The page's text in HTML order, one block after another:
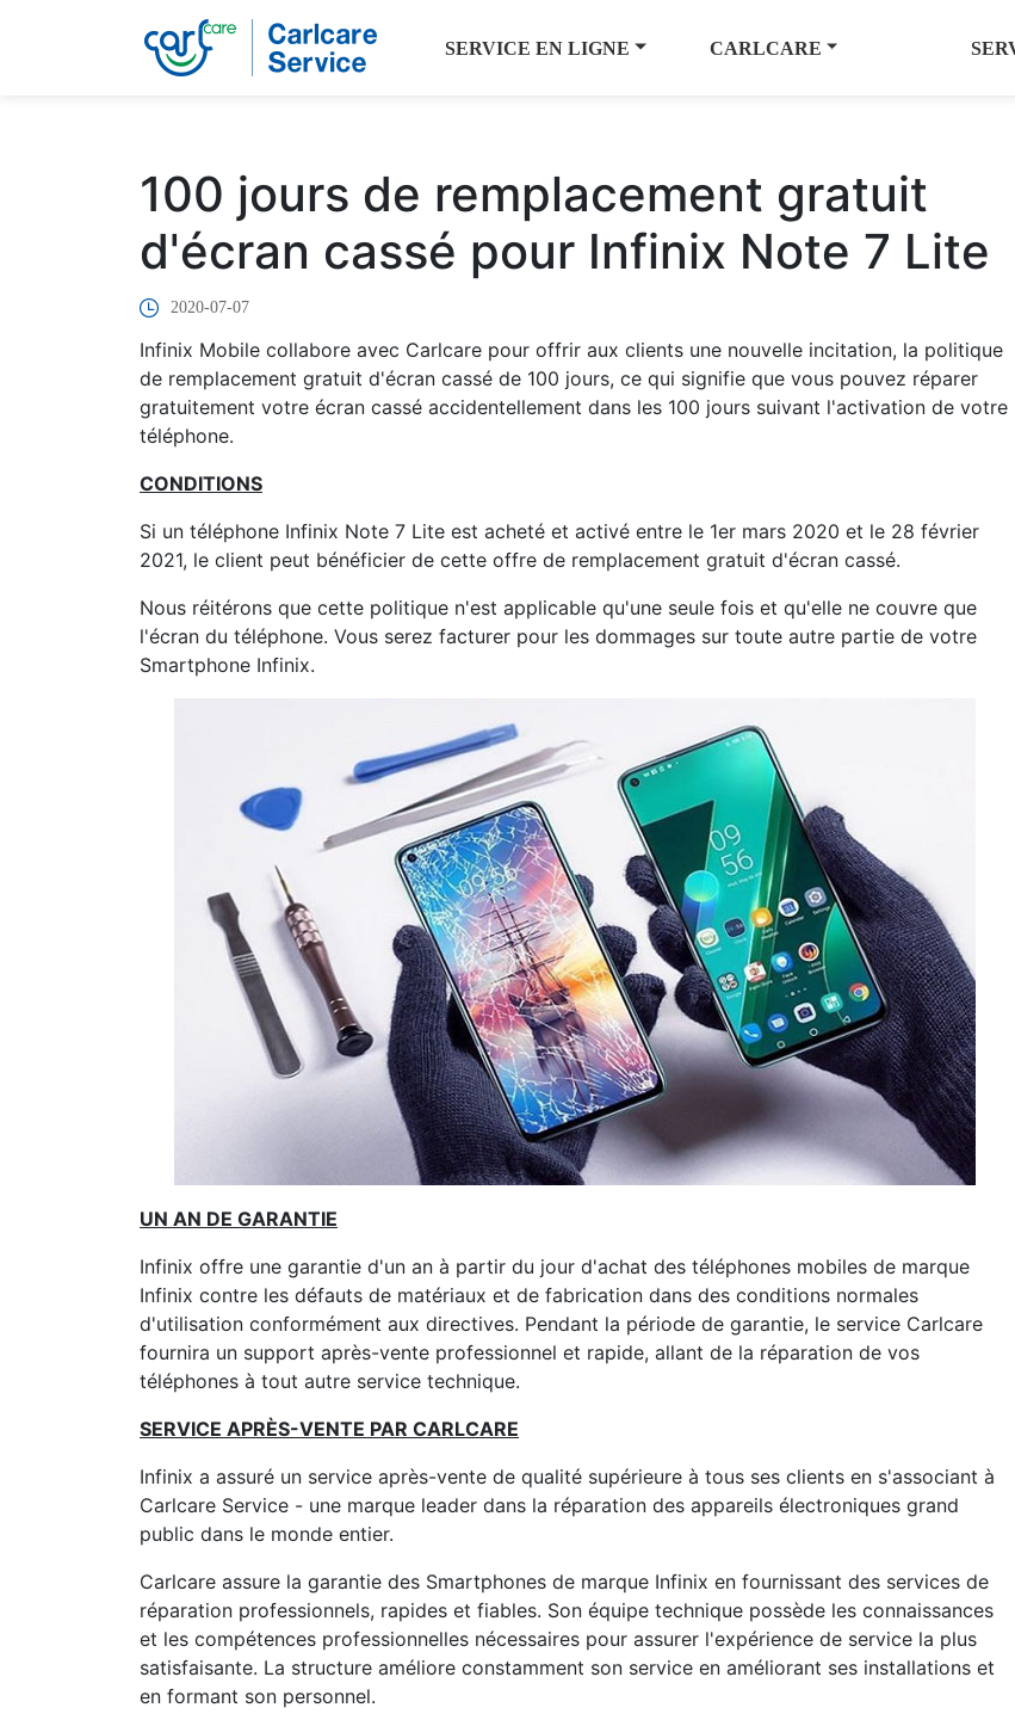
SERVICE EN LIGNE CARLCARE
100 jours de remplacement gratuit
d'écran cassé pour Infinix Note 7 Lite
2020-07-07
Infinix Mobile collabore avec Carlcare pour offrir aux clients une nouvelle incitation, la politique
de remplacement gratuit d'écran cassé de 100 jours, ce qui signifie que vous pouvez réparer
gratuitement votre écran cassé accidentellement dans les 100 jours suivant l'activation de votre
téléphone.
CONDITIONS
Si un téléphone Infinix Note 7 Lite est acheté et activé entre le 1er mars 2020 et le 28 février
2021, le client peut bénéficier de cette offre de remplacement gratuit d'écran cassé.
Nous réitérons que cette politique n'est applicable qu'une seule fois et qu'elle ne couvre que
l'écran du téléphone. Vous serez facturer pour les dommages sur toute autre partie de votre
Smartphone Infinix.
UN AN DE GARANTIE
Infinix offre une garantie d'un an à partir du jour d'achat des téléphones mobiles de marque
Infinix contre les défauts de matériaux et de fabrication dans des conditions normales
d'utilisation conformément aux directives. Pendant la période de garantie, le service Carlcare
fournira un support après-vente professionnel et rapide, allant de la réparation de vos
téléphones à tout autre service technique.
SERVICE APRÈS-VENTE PAR CARLCARE
Infinix a assuré un service après-vente de qualité supérieure à tous ses clients en s'associant à
Carlcare Service - une marque leader dans la réparation des appareils électroniques grand
public dans le monde entier.
Carlcare assure la garantie des Smartphones de marque Infinix en fournissant des services de
réparation professionnels, rapides et fiables. Son équipe technique possède les connaissances
et les compétences professionnelles nécessaires pour assurer l'expérience de service la plus
satisfaisante. La structure améliore constamment son service en améliorant ses installations et
en formant son personnel.